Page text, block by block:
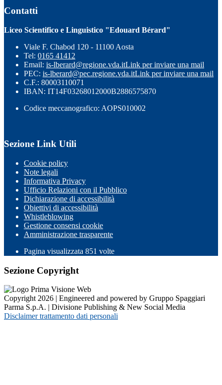
Contatti
Liceo Scientifico e Linguistico "Edouard Bérard"
Viale F. Chabod 120 - 11100 Aosta
Tel: 0165 41412
Email: is-lberard@regione.vda.itLink per inviare una mail
PEC: is-lberard@pec.regione.vda.itLink per inviare una mail
C.F.: 80003110071
IBAN: IT14F03268012000B2886575870
Codice meccanografico: AOPS010002
Sezione Link Utili
Cookie policy
Note legali
Informativa Privacy
Ufficio Relazioni con il Pubblico
Dichiarazione di accessibilità
Obiettivi di accessibilità
Whistleblowing
Gestione consensi cookie
Amministrazione trasparente
Pagina visualizzata 851 volte
Sezione Copyright
Copyright 2026 | Engineered and powered by Gruppo Spaggiari
Parma S.p.A. | Divisione Publishing & New Social Media
Disclaimer trattamento dati personali